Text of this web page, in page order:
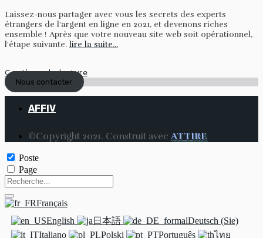
Laissez-nous partager avec vous les secrets des experts
étrangers de l'argent en ligne en 2021, et devenons riches
ensemble ! Après que votre nouveau site web soit opérationnel,
l'étape suivante. lire la suite...
Continuer la lecture
Nous contacter
AFFIV
©Copyright 2021. Construit avec ATTIRE
Poste
Page
Français
English
日本語
Deutsch (Sie)
Italiano
Polski Português ไทย